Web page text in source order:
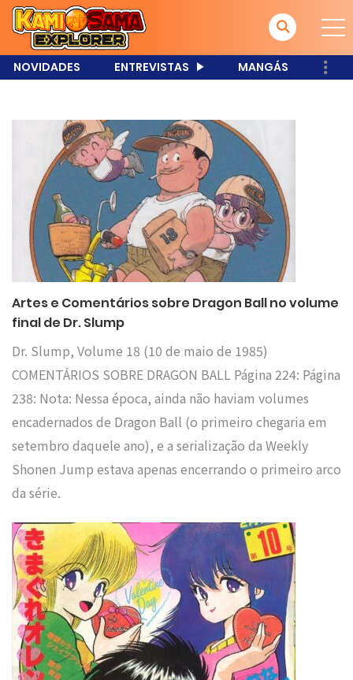
NOVIDADES ENTREVISTAS MANGÁS
Artes e Comentários sobre Dragon Ball no volume
final de Dr. Slump
Dr. Slump, Volume 18 (10 de maio de 1985)
COMENTÁRIOS SOBRE DRAGON BALL Página 224: Página
238: Nota: Nessa época, ainda não haviam volumes
encadernados de Dragon Ball (o primeiro chegaria em
setembro daquele ano), e a serialização da Weekly
Shonen Jump estava apenas encerrando o primeiro arco
da série.